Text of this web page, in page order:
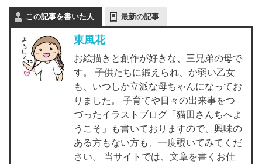
この記事を書いた人 最新の記事
東風花
お絵描きと創作が好きな、三兄弟の母で
す。 子供たちに鍛えられ、か弱い乙女
も、いつしか立派な母ちゃんになってお
りました。 子育てや日々の出来事をつ
づったイラストブログ「猫田さんちへよ
うこそ」も書いておりますので、興味の
ある方もない方も、一度覗いてみてくだ
さい。 当サイトでは、文章を書くお仕